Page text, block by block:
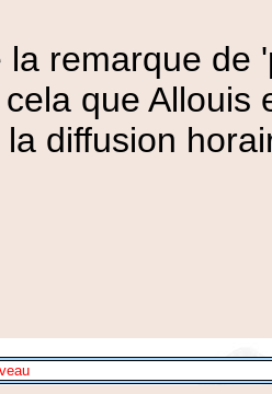
la remarque de
que Allouis
diffusion